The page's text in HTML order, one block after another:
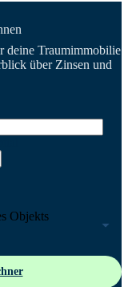
deine Traumimmobilie
über Zinsen und
Objekts